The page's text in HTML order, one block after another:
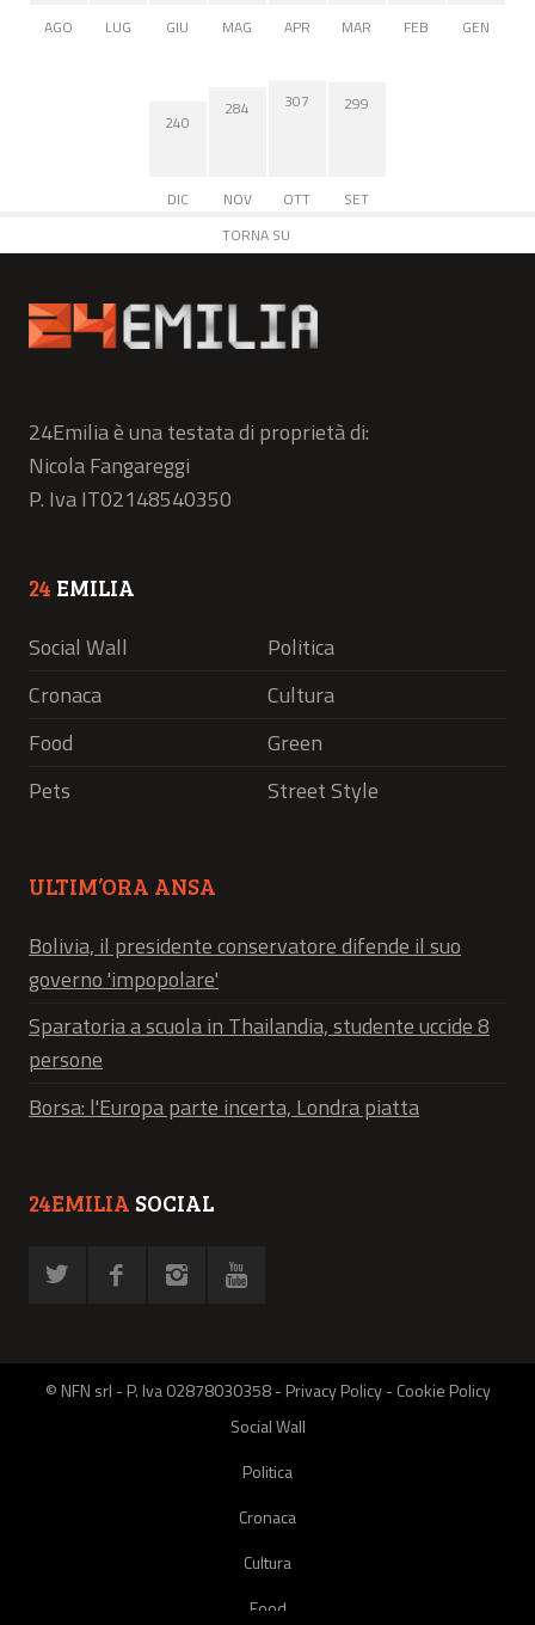
AGO
LUG GIU MAG APR MAR FEB GEN
240
DIC
284
NOV
307
OTT
299
SET
TORNA SU
24Emilia è una testata di proprietà di:
Nicola Fangareggi
P. Iva IT02148540350
24 EMILIA
Social Wall
Politica
Cronaca
Cultura
Food
Green
Pets
Street Style
ULTIM’ORA ANSA
Bolivia, il presidente conservatore difende il suo
governo 'impopolare'
Sparatoria a scuola in Thailandia, studente uccide 8
persone
Borsa: l'Europa parte incerta, Londra piatta
24EMILIA SOCIAL
© NFN srl - P. Iva 02878030358 -Privacy Policy-Cookie Policy
Social Wall
Politica
Cronaca
Cultura
Food